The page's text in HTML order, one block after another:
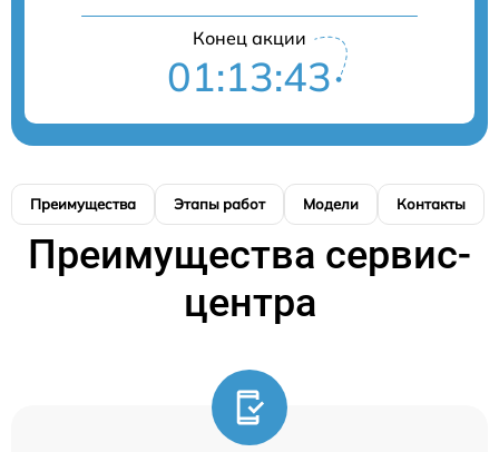
Конец акции
01:13:43
Преимущества Этапы работ Модели Контакты
Преимущества сервис-
центра